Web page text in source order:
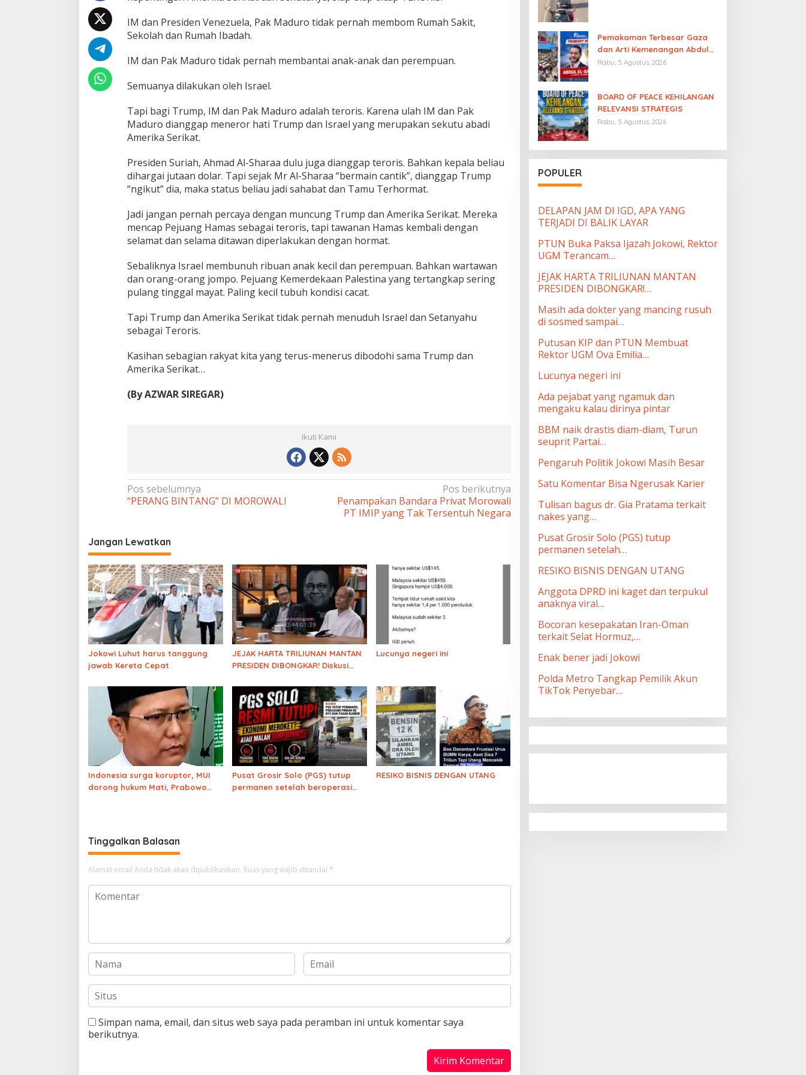
IM dan Presiden Venezuela, Pak Maduro tidak pernah membom Rumah Sakit,
Sekolah dan Rumah Ibadah.
IM dan Pak Maduro tidak pernah membantai anak-anak dan perempuan.
Semuanya dilakukan oleh Israel.
Tapi bagi Trump, IM dan Pak Maduro adalah teroris. Karena ulah IM dan Pak
Maduro dianggap meneror hati Trump dan Israel yang merupakan sekutu abadi
Amerika Serikat.
Presiden Suriah, Ahmad Al-Sharaa dulu juga dianggap teroris. Bahkan kepala beliau
dihargai jutaan dolar. Tapi sejak Mr Al-Sharaa “bermain cantik”, dianggap Trump
“ngikut” dia, maka status beliau jadi sahabat dan Tamu Terhormat.
Jadi jangan pernah percaya dengan muncung Trump dan Amerika Serikat. Mereka
mencap Pejuang Hamas sebagai teroris, tapi tawanan Hamas kembali dengan
selamat dan selama ditawan diperlakukan dengan hormat.
Sebaliknya Israel membunuh ribuan anak kecil dan perempuan. Bahkan wartawan
dan orang-orang jompo. Pejuang Kemerdekaan Palestina yang tertangkap sering
pulang tinggal mayat. Paling kecil tubuh kondisi cacat.
Tapi Trump dan Amerika Serikat tidak pernah menuduh Israel dan Setanyahu
sebagai Teroris.
Kasihan sebagian rakyat kita yang terus-menerus dibodohi sama Trump dan
Amerika Serikat…
(By AZWAR SIREGAR)
Ikuti Kami
Navigasi
pos
Pos sebelumnya
“PERANG BINTANG” DI MOROWALI
Pos berikutnya
Penampakan Bandara Privat Morowali
PT IMIP yang Tak Tersentuh Negara
Jangan Lewatkan
Jokowi Luhut harus tanggung
jawab Kereta Cepat
JEJAK HARTA TRILIUNAN MANTAN
PRESIDEN DIBONGKAR! Diskusi
Harta Keluarga Solo
Lucunya negeri ini
Indonesia surga koruptor, MUI
dorong hukum Mati, Prabowo
Pusat Grosir Solo (PGS) tutup
permanen setelah beroperasi
RESIKO BISNIS DENGAN UTANG
Tinggalkan Balasan
Alamat email Anda tidak akan dipublikasikan. Ruas yang wajib ditandai *
Simpan nama, email, dan situs web saya pada peramban ini untuk komentar saya
berikutnya.
Pemakaman Terbesar Gaza
dan Arti Kemenangan Abdul
El-Sayed
Rabu, 5 Agustus, 2026
BOARD OF PEACE KEHILANGAN
RELEVANSI STRATEGIS
Rabu, 5 Agustus, 2026
POPULER
DELAPAN JAM DI IGD, APA YANG
TERJADI DI BALIK LAYAR
PTUN Buka Paksa Ijazah Jokowi, Rektor
UGM Terancam…
JEJAK HARTA TRILIUNAN MANTAN
PRESIDEN DIBONGKAR!…
Masih ada dokter yang mancing rusuh
di sosmed sampai…
Putusan KIP dan PTUN Membuat
Rektor UGM Ova Emilia…
Lucunya negeri ini
Ada pejabat yang ngamuk dan
mengaku kalau dirinya pintar
BBM naik drastis diam-diam, Turun
seuprit Partai…
Pengaruh Politik Jokowi Masih Besar
Satu Komentar Bisa Ngerusak Karier
Tulisan bagus dr. Gia Pratama terkait
nakes yang…
Pusat Grosir Solo (PGS) tutup
permanen setelah…
RESIKO BISNIS DENGAN UTANG
Anggota DPRD ini kaget dan terpukul
anaknya viral…
Bocoran kesepakatan Iran-Oman
terkait Selat Hormuz,…
Enak bener jadi Jokowi
Polda Metro Tangkap Pemilik Akun
TikTok Penyebar…